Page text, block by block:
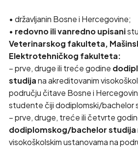
• državljanin Bosne i Hercegovine;
• redovno ili vanredno upisani
Veterinarskog fakulteta,
Elektrotehničkog fakulteta:
– prve, druge ili treće godine
studijana akreditovanim
području čitave Bosne i
studente čiji dodiplomski/bachelor
– prve, druge, treće ili četvrte
dodiplomskog/bachelor studija
visokoškolskim ustanovama na